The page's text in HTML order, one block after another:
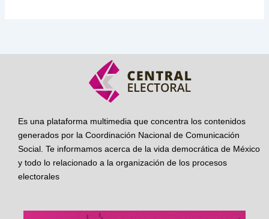
Es una plataforma multimedia que concentra los contenidos
generados por la Coordinación Nacional de Comunicación
Social. Te informamos acerca de la vida democrática de México
y todo lo relacionado a la organización de los procesos
electorales